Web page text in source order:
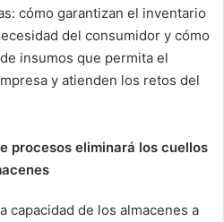
cómo garantizan el inventario
del consumidor y cómo
insumos que permita el
y atienden los retos del
procesos eliminará los cuellos
capacidad de los almacenes a